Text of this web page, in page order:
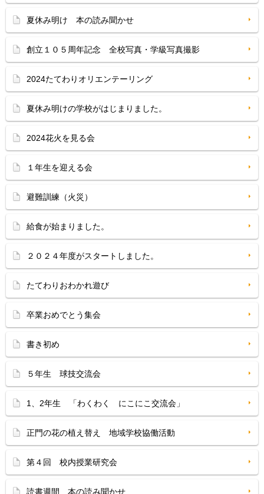
夏休み明け 本の読み聞かせ
創立１０５周年記念 全校写真・学級写真撮影
2024たてわりオリエンテーリング
夏休み明けの学校がはじまりました。
2024花火を見る会
１年生を迎える会
避難訓練（火災）
給食が始まりました。
２０２４年度がスタートしました。
たてわりおわかれ遊び
卒業おめでとう集会
書き初め
５年生 球技交流会
1、2年生 「わくわく にこにこ交流会」
正門の花の植え替え 地域学校協働活動
第４回 校内授業研究会
読書週間 本の読み聞かせ